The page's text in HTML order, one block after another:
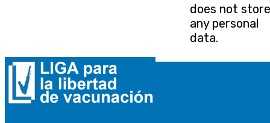
does not store
any personal
data.
Funcional
Funcional
Las cookies funcionales ayudan a realizar